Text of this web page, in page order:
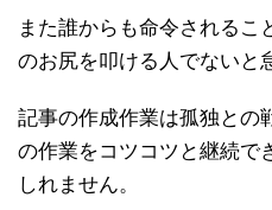
また誰からも命令されるこ
のお尻を叩ける人でないと
記事の作成作業は孤独との
の作業をコツコツと継続で
しれません。